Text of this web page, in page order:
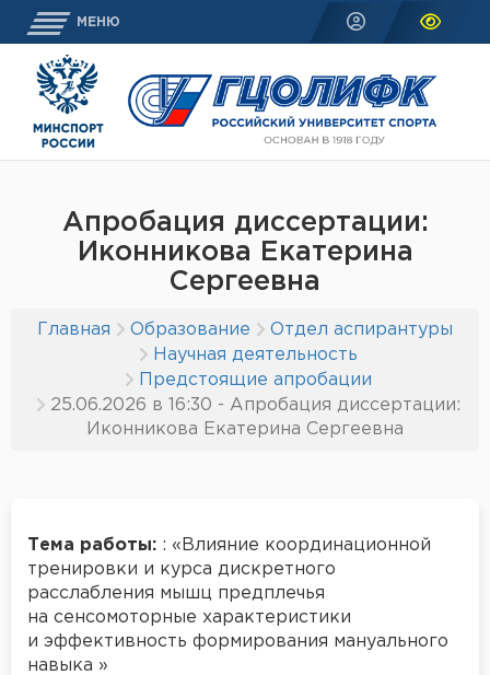
МЕНЮ
Апробация диссертации:
Иконникова Екатерина
Сергеевна
Главная Образование
Отдел аспирантуры
Научная деятельность
Предстоящие апробации
25.06.2026 в 16:30 - Апробация диссертации:
Иконникова Екатерина Сергеевна
Тема работы: : «Влияние координационной
тренировки и курса дискретного
расслабления мышц предплечья
на сенсомоторные характеристики
и эффективность формирования мануального
навыка »